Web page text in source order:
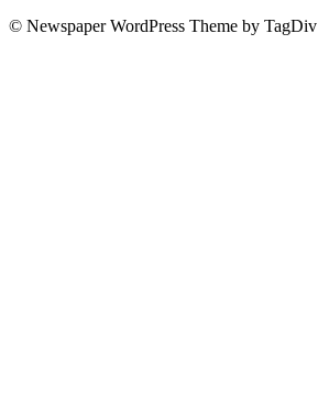
© Newspaper WordPress Theme by TagDiv